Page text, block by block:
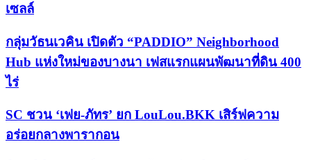
เซลล์
กลุ่มวัธนเวคิน เปิดตัว “PADDIO” Neighborhood
Hub แห่งใหม่ของบางนา เฟสแรกแผนพัฒนาที่ดิน 400
ไร่
SC ชวน ‘เฟย-ภัทร’ ยก LouLou.BKK เสิร์ฟความ
อร่อยกลางพารากอน